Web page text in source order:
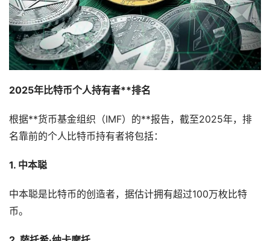
2025年比特币个人持有者**排名
根据**货币基金组织（IMF）的**报告，截至2025年，排
名靠前的个人比特币持有者将包括：
1. 中本聪
中本聪是比特币的创造者，据估计拥有超过100万枚比特
币。